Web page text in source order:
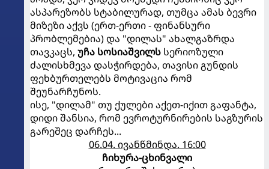
ასპარეზობს სტაბილურად, თუმცა ამას ბევრი
მიზეზი აქვს (ერთ-ერთი - ფინანსური
პრობლემებია) და "დილას" ახალგაზრდა
თავკაცს, უჩა სოსიაშვილს სერიოზული
ძალისხმევა დასჭირდება, თავისი გუნდის
ფეხბურთელებს მოტივაცია რომ
შეუნარჩუნოს.
ისე, "დილამ" თუ ქულები აქეთ-იქით გაფანტა,
დიდი შანსია, რომ ევროტურნირების საგზურის
გარეშეც დარჩეს...
06.04. ივანწმინდა. 16:00
ჩიხურა-ცხინვალი